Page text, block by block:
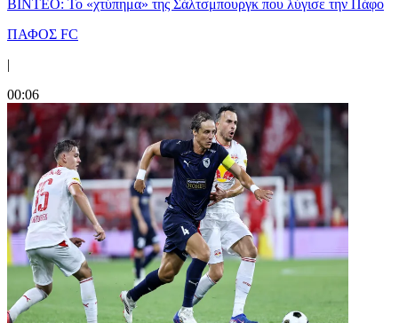
ΒΙΝΤΕΟ: Το «χτύπημα» της Σάλτσμπουργκ που λύγισε την Πάφο
ΠΑΦΟΣ FC
|
00:06